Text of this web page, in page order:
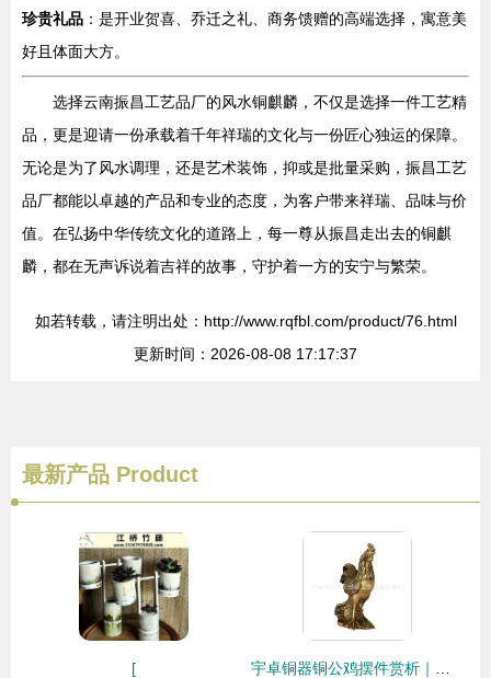
珍贵礼品 ：是开业贺喜、乔迁之礼、商务馈赠的高端选择，寓意美
好且体面大方。
选择云南振昌工艺品厂的风水铜麒麟，不仅是选择一件工艺精
品，更是迎请一份承载着千年祥瑞的文化与一份匠心独运的保障。
无论是为了风水调理，还是艺术装饰，抑或是批量采购，振昌工艺
品厂都能以卓越的产品和专业的态度，为客户带来祥瑞、品味与价
值。在弘扬中华传统文化的道路上，每一尊从振昌走出去的铜麒
麟，都在无声诉说着吉祥的故事，守护着一方的安宁与繁荣。
如若转载，请注明出处：http://www.rqfbl.com/product/76.html
更新时间：2026-08-08 17:17:37
最新产品 Product
[